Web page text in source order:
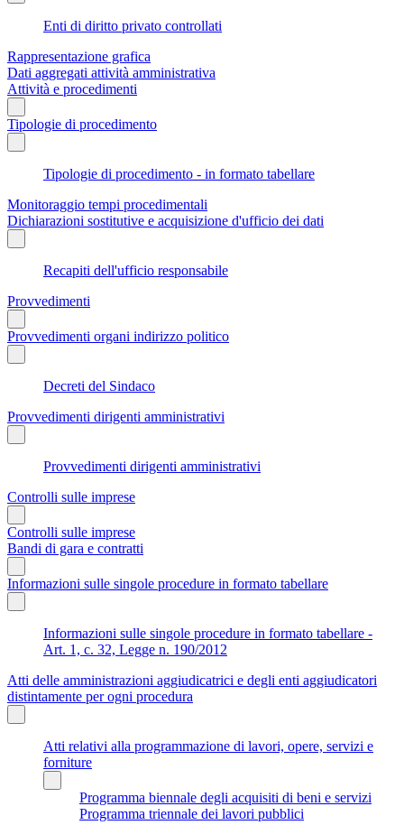
Enti di diritto privato controllati
Rappresentazione grafica
Dati aggregati attività amministrativa
Attività e procedimenti
Tipologie di procedimento
Tipologie di procedimento - in formato tabellare
Monitoraggio tempi procedimentali
Dichiarazioni sostitutive e acquisizione d'ufficio dei dati
Recapiti dell'ufficio responsabile
Provvedimenti
Provvedimenti organi indirizzo politico
Decreti del Sindaco
Provvedimenti dirigenti amministrativi
Provvedimenti dirigenti amministrativi
Controlli sulle imprese
Controlli sulle imprese
Bandi di gara e contratti
Informazioni sulle singole procedure in formato tabellare
Informazioni sulle singole procedure in formato tabellare -
Art. 1, c. 32, Legge n. 190/2012
Atti delle amministrazioni aggiudicatrici e degli enti aggiudicatori
distintamente per ogni procedura
Atti relativi alla programmazione di lavori, opere, servizi e
forniture
Programma biennale degli acquisiti di beni e servizi
Programma triennale dei lavori pubblici